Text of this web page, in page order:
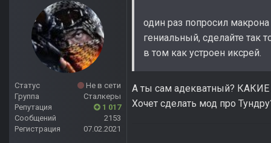
Статус
Не в сети
Группа
Сталкеры
Репутация
1 017
Сообщений
2153
Регистрация
07.02.2021
один раз попросил
гениальный, сделайте так
в том как устроен иксрей.
А ты сам адекватный?
Хочет сделать мод про